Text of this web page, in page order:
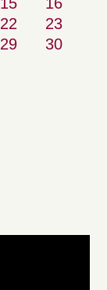
22
23
29
30